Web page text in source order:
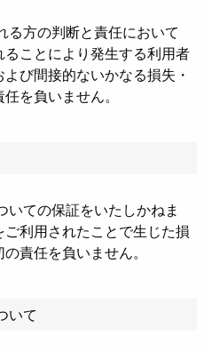
る方の判断と責任において
ことにより発生する利用者
び間接的ないかなる損失・
を負いません。
いての保証をいたしかねま
利用されたことで生じた損
責任を負いません。
いて